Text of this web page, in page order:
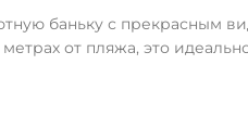
баньку с прекрасным
от пляжа, это